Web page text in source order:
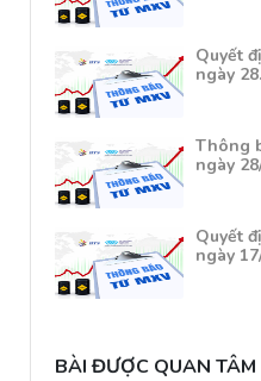
Quyết
ngày
Thông
ngày
Quyết
ngày
BÀI ĐƯỢC QUAN TÂM